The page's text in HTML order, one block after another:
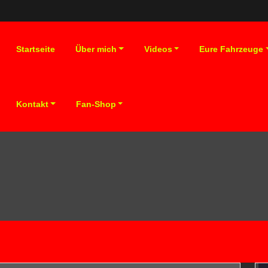
Startseite Über mich Videos Eure Fahrzeuge
Kontakt Fan-Shop